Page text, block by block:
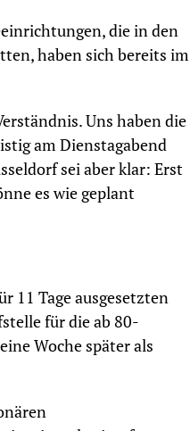
die in den
haben sich bereits im
Uns haben die
am Dienstagabend
sei aber klar: Erst
es wie geplant
11 Tage ausgesetzten
für die ab 80-
Woche später als